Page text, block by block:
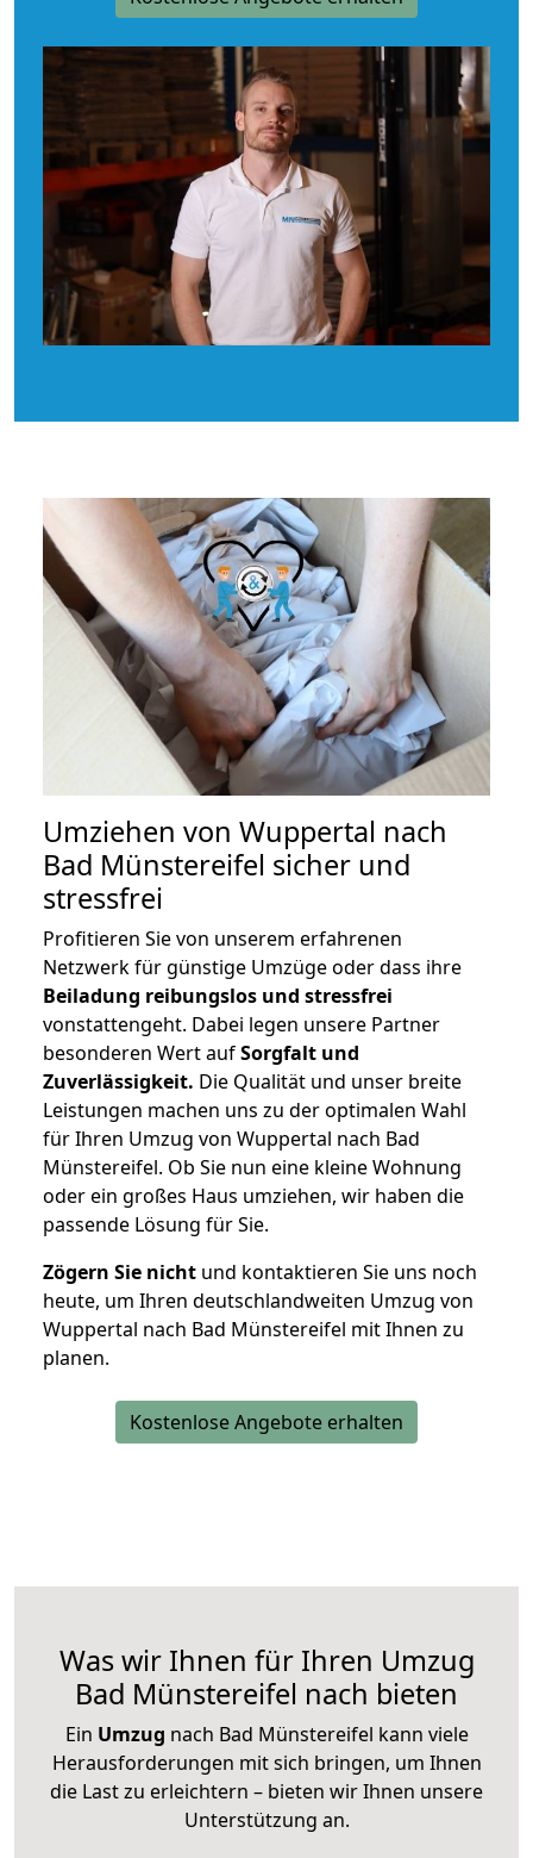
Umziehen von Wuppertal nach
Bad Münstereifel sicher und
stressfrei
Profitieren Sie von unserem erfahrenen
Netzwerk für günstige Umzüge oder dass ihre
Beiladung reibungslos und stressfrei
vonstattengeht. Dabei legen unsere Partner
besonderen Wert aufSorgfalt und
Zuverlässigkeit. Die Qualität und unser breite
Leistungen machen uns zu der optimalen Wahl
für Ihren Umzug von Wuppertal nach Bad
Münstereifel. Ob Sie nun eine kleine Wohnung
oder ein großes Haus umziehen, wir haben die
passende Lösung für Sie.
Zögern Sie nicht und kontaktieren Sie uns noch
heute, um Ihren deutschlandweiten Umzug von
Wuppertal nach Bad Münstereifel mit Ihnen zu
planen.
Kostenlose Angebote erhalten
Was wir Ihnen für Ihren Umzug
Bad Münstereifel nach bieten
Ein Umzug nach Bad Münstereifel kann viele
Herausforderungen mit sich bringen, um Ihnen
die Last zu erleichtern – bieten wir Ihnen unsere
Unterstützung an.